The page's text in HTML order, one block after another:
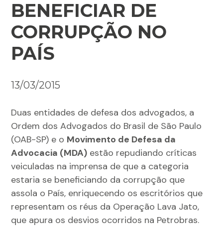
BENEFICIAR DE
CORRUPÇÃO NO
PAÍS
13/03/2015
Duas entidades de defesa dos advogados, a
Ordem dos Advogados do Brasil de São Paulo
(OAB-SP) e o Movimento de Defesa da
Advocacia (MDA) estão repudiando críticas
veiculadas na imprensa de que a categoria
estaria se beneficiando da corrupção que
assola o País, enriquecendo os escritórios que
representam os réus da Operação Lava Jato,
que apura os desvios ocorridos na Petrobras.